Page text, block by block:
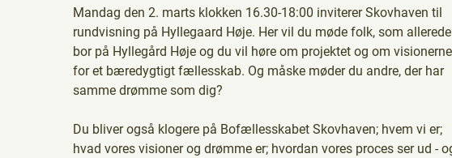
Mandag den 2. marts klokken 16.30-18:00 inviterer Skovhaven til
rundvisning på Hyllegaard Høje. Her vil du møde folk, som allerede
bor på Hyllegård Høje og du vil høre om projektet og om visionerne
for et bæredygtigt fællesskab. Og måske møder du andre, der har
samme drømme som dig?
Du bliver også klogere på Bofællesskabet Skovhaven; hvem vi er;
hvad vores visioner og drømme er; hvordan vores proces ser ud -